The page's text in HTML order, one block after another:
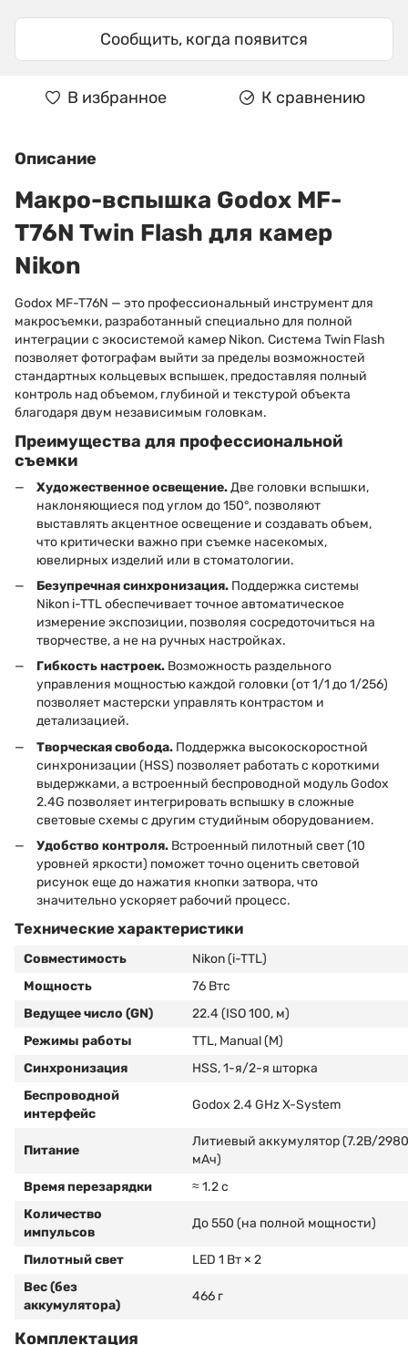
Сообщить, когда появится
В избранное К сравнению
Описание
Макро-вспышка Godox MF-
T76N Twin Flash для камер
Nikon
Godox MF-T76N — это профессиональный инструмент для
макросъемки, разработанный специально для полной
интеграции с экосистемой камер Nikon. Система Twin Flash
позволяет фотографам выйти за пределы возможностей
стандартных кольцевых вспышек, предоставляя полный
контроль над объемом, глубиной и текстурой объекта
благодаря двум независимым головкам.
Преимущества для профессиональной
съемки
Художественное освещение.Две головки вспышки,
наклоняющиеся под углом до 150°, позволяют
выставлять акцентное освещение и создавать объем,
что критически важно при съемке насекомых,
ювелирных изделий или в стоматологии.
Безупречная синхронизация. Поддержка системы
Nikon i-TTL обеспечивает точное автоматическое
измерение экспозиции, позволяя сосредоточиться на
творчестве, а не на ручных настройках.
Гибкость настроек. Возможность раздельного
управления мощностью каждой головки (от 1/1 до 1/256)
позволяет мастерски управлять контрастом и
детализацией.
Творческая свобода. Поддержка высокоскоростной
синхронизации (HSS) позволяет работать с короткими
выдержками, а встроенный беспроводной модуль Godox
2.4G позволяет интегрировать вспышку в сложные
световые схемы с другим студийным оборудованием.
Удобство контроля. Встроенный пилотный свет (10
уровней яркости) поможет точно оценить световой
рисунок еще до нажатия кнопки затвора, что
значительно ускоряет рабочий процесс.
Технические характеристики
Совместимость
Nikon (i-TTL)
Мощность
76 Втс
Ведущее число (GN)
22.4 (ISO 100, м)
Режимы работы
TTL, Manual (M)
Синхронизация
HSS, 1-я/2-я шторка
Беспроводной
интерфейс
Godox 2.4 GHz X-System
Питание
Литиевый аккумулятор (7.2В/2980
мАч)
Время перезарядки
≈ 1.2 с
Количество
импульсов
До 550 (на полной мощности)
Пилотный свет
LED 1 Вт × 2
Вес (без
аккумулятора)
466 г
Комплектация